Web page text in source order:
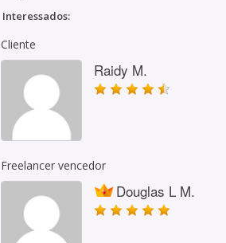
Interessados:
Cliente
Raidy M.
Freelancer vencedor
Douglas L M.